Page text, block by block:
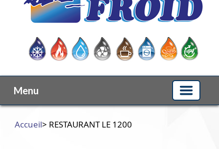
Menu
Accueil> RESTAURANT LE 1200